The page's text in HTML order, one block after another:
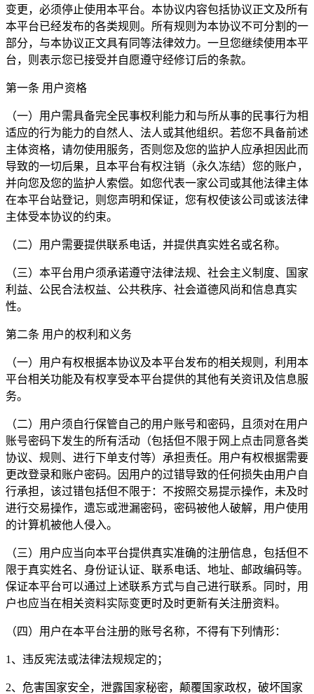
变更，必须停止使用本平台。本协议内容包括协议正文及所有
本平台已经发布的各类规则。所有规则为本协议不可分割的一
部分，与本协议正文具有同等法律效力。一旦您继续使用本平
台，则表示您已接受并自愿遵守经修订后的条款。
第一条 用户资格
（一）用户需具备完全民事权利能力和与所从事的民事行为相
适应的行为能力的自然人、法人或其他组织。若您不具备前述
主体资格，请勿使用服务，否则您及您的监护人应承担因此而
导致的一切后果，且本平台有权注销（永久冻结）您的账户，
并向您及您的监护人索偿。如您代表一家公司或其他法律主体
在本平台站登记，则您声明和保证，您有权使该公司或该法律
主体受本协议的约束。
（二）用户需要提供联系电话，并提供真实姓名或名称。
（三）本平台用户须承诺遵守法律法规、社会主义制度、国家
利益、公民合法权益、公共秩序、社会道德风尚和信息真实
性。
第二条 用户的权利和义务
（一）用户有权根据本协议及本平台发布的相关规则，利用本
平台相关功能及有权享受本平台提供的其他有关资讯及信息服
务。
（二）用户须自行保管自己的用户账号和密码，且须对在用户
账号密码下发生的所有活动（包括但不限于网上点击同意各类
协议、规则、进行下单支付等）承担责任。用户有权根据需要
更改登录和账户密码。因用户的过错导致的任何损失由用户自
行承担，该过错包括但不限于：不按照交易提示操作，未及时
进行交易操作，遗忘或泄漏密码，密码被他人破解，用户使用
的计算机被他人侵入。
（三）用户应当向本平台提供真实准确的注册信息，包括但不
限于真实姓名、身份证认证、联系电话、地址、邮政编码等。
保证本平台可以通过上述联系方式与自己进行联系。同时，用
户也应当在相关资料实际变更时及时更新有关注册资料。
（四）用户在本平台注册的账号名称，不得有下列情形：
1、违反宪法或法律法规规定的；
2、危害国家安全，泄露国家秘密，颠覆国家政权，破坏国家